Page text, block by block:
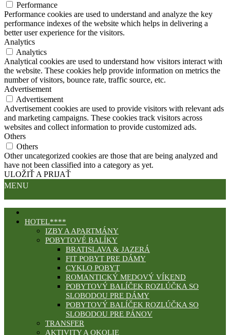
Performance
Performance cookies are used to understand and analyze the key
performance indexes of the website which helps in delivering a
better user experience for the visitors.
Analytics
Analytics
Analytical cookies are used to understand how visitors interact with
the website. These cookies help provide information on metrics the
number of visitors, bounce rate, traffic source, etc.
Advertisement
Advertisement
Advertisement cookies are used to provide visitors with relevant ads
and marketing campaigns. These cookies track visitors across
websites and collect information to provide customized ads.
Others
Others
Other uncategorized cookies are those that are being analyzed and
have not been classified into a category as yet.
ULOŽIŤ A PRIJAŤ
MENU
HOTEL****
IZBY A APARTMÁNY
POBYTOVÉ BALÍKY
BRATISLAVA & JAZERÁ
FIT POBYT PRE DÁMY
CYKLO POBYT
ROMANTICKÝ MEDOVÝ VÍKEND
POBYTOVÝ BALÍČEK ROZLÚČKA SO
SLOBODOU PRE DÁMY
POBYTOVÝ BALÍČEK ROZLÚČKA SO
SLOBODOU PRE PÁNOV
TRANSFER
AKTIVITY A OKOLIE